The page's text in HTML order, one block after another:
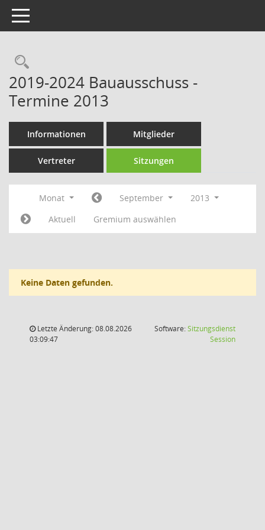
Toggle navigation
Rechercheauswahl
2019-2024 Bauausschuss -
Termine 2013
Informationen Mitglieder
Vertreter Sitzungen
Monat September
2013
Aktuell
Gremium auswählen
Keine Daten gefunden.
Letzte Änderung: 08.08.2026
03:09:47
Software:Sitzungsdienst
Session(Wird in